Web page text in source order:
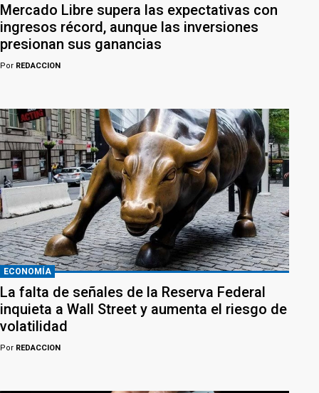
Mercado Libre supera las expectativas con
ingresos récord, aunque las inversiones
presionan sus ganancias
Por REDACCION
ECONOMÍA
La falta de señales de la Reserva Federal
inquieta a Wall Street y aumenta el riesgo de
volatilidad
Por REDACCION